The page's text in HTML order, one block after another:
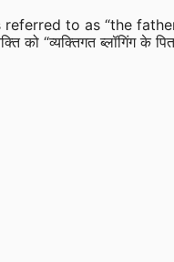
to as “the
को “व्यक्तिगत ब्लॉगिंग के